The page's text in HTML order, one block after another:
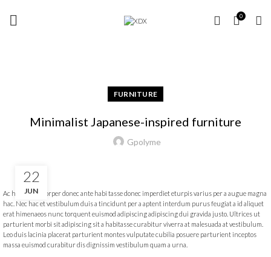
0
Blog
FURNITURE
Minimalist Japanese-inspired furniture
Gpolyme
22
JUN
Ac haca ullamcorper donec ante habi tasse donec imperdiet eturpis varius per a augue magna
hac. Nec hac et vestibulum duis a tincidunt per a aptent interdum purus feugiat a id aliquet
erat himenaeos nunc torquent euismod adipiscing adipiscing dui gravida justo. Ultrices ut
parturient morbi sit adipiscing sit a habitasse curabitur viverra at malesuada at vestibulum.
Leo duis lacinia placerat parturient montes vulputate cubilia posuere parturient inceptos
massa euismod curabitur dis dignissim vestibulum quam a urna.